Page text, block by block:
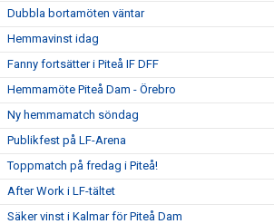
Dubbla bortamöten väntar
Hemmavinst idag
Fanny fortsätter i Piteå IF DFF
Hemmamöte Piteå Dam - Örebro
Ny hemmamatch söndag
Publikfest på LF-Arena
Toppmatch på fredag i Piteå!
After Work i LF-tältet
Säker vinst i Kalmar för Piteå Dam